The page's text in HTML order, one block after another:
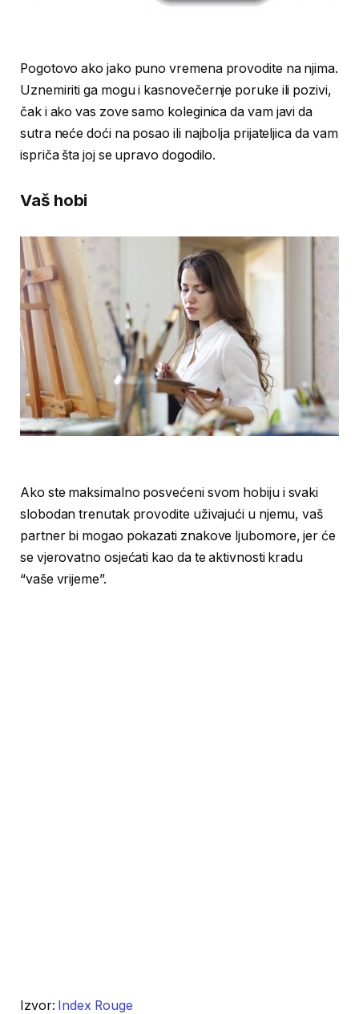
Pogotovo ako jako puno vremena provodite na njima.
Uznemiriti ga mogu i kasnovečernje poruke ili pozivi,
čak i ako vas zove samo koleginica da vam javi da
sutra neće doći na posao ili najbolja prijateljica da vam
ispriča šta joj se upravo dogodilo.
Vaš hobi
Ako ste maksimalno posvećeni svom hobiju i svaki
slobodan trenutak provodite uživajući u njemu, vaš
partner bi mogao pokazati znakove ljubomore, jer će
se vjerovatno osjećati kao da te aktivnosti kradu
“vaše vrijeme”.
Izvor: Index Rouge